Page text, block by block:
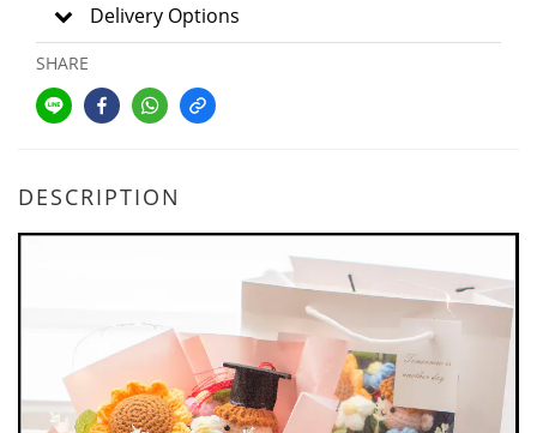
Delivery Options
SHARE
DESCRIPTION